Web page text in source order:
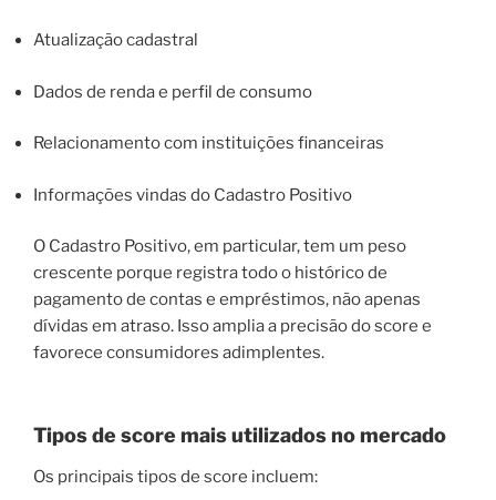
Atualização cadastral
Dados de renda e perfil de consumo
Relacionamento com instituições financeiras
Informações vindas do Cadastro Positivo
O Cadastro Positivo, em particular, tem um peso
crescente porque registra todo o histórico de
pagamento de contas e empréstimos, não apenas
dívidas em atraso. Isso amplia a precisão do score e
favorece consumidores adimplentes.
Tipos de score mais utilizados no mercado
Os principais tipos de score incluem: